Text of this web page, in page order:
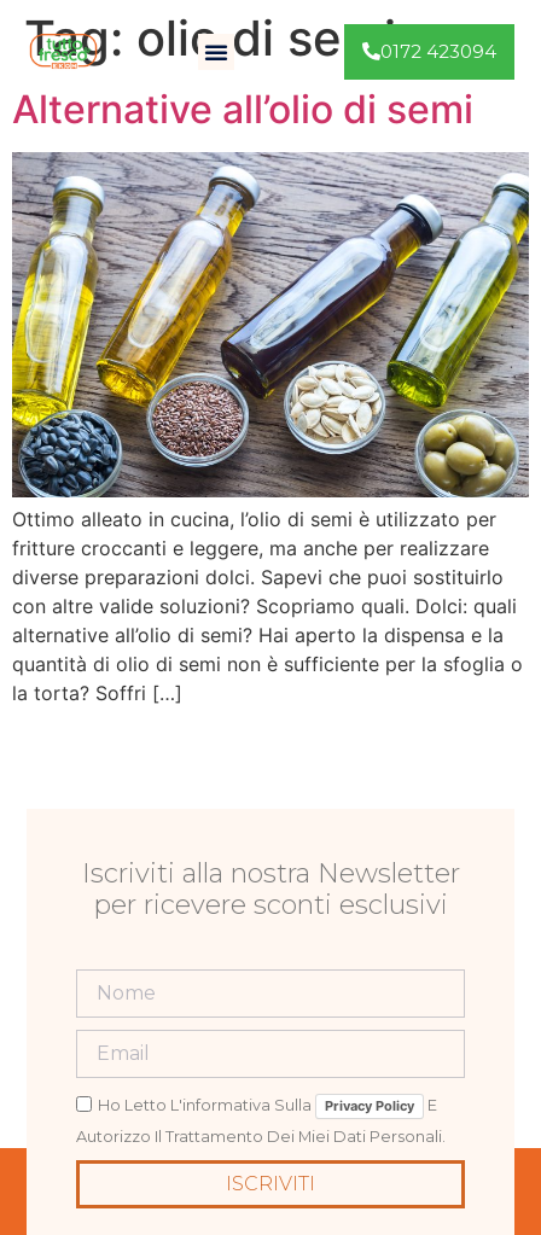
0172 423094
Tag: olio di semi
Alternative all’olio di semi
Ottimo alleato in cucina, l’olio di semi è utilizzato per
fritture croccanti e leggere, ma anche per realizzare
diverse preparazioni dolci. Sapevi che puoi sostituirlo
con altre valide soluzioni? Scopriamo quali. Dolci: quali
alternative all’olio di semi? Hai aperto la dispensa e la
quantità di olio di semi non è sufficiente per la sfoglia o
la torta? Soffri […]
Iscriviti alla nostra Newsletter
per ricevere sconti esclusivi
Ho Letto L'informativa Sulla Privacy Policy
E
Autorizzo Il Trattamento Dei Miei Dati Personali.
ISCRIVITI